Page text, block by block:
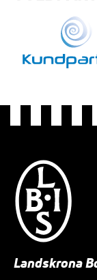
Landskrona